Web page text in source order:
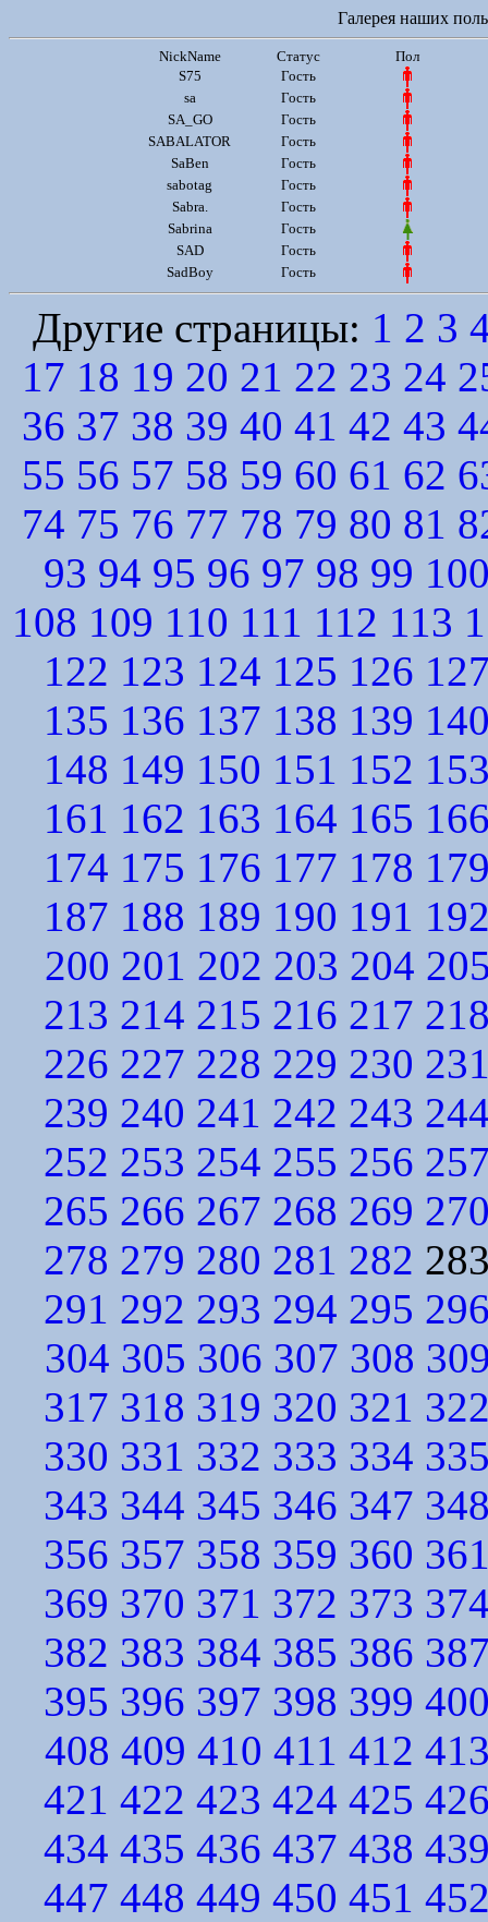
Галерея наших
NickName Статус
Пол
S75
Гость
sa
Гость
SA_GO
Гость
SABALATOR
Гость
SaBen
Гость
sabotag
Гость
Sabra.
Гость
Sabrina
Гость
SAD
Гость
SadBoy
Гость
Другие страницы: 1 2 3
17 18 19 20 21 22 23 24
36 37 38 39 40 41 42 43
55 56 57 58 59 60 61 62
74 75 76 77 78 79 80 81
93 94 95 96 97 98 99
108 109 110 111 112 113
122 123 124 125 126
135 136 137 138 139
148 149 150 151 152
161 162 163 164 165
174 175 176 177 178
187 188 189 190 191
200 201 202 203 204
213 214 215 216 217
226 227 228 229 230
239 240 241 242 243
252 253 254 255 256
265 266 267 268 269
278 279 280 281 282
291 292 293 294 295
304 305 306 307 308
317 318 319 320 321
330 331 332 333 334
343 344 345 346 347
356 357 358 359 360
369 370 371 372 373
382 383 384 385 386
395 396 397 398 399
408 409 410 411 412
421 422 423 424 425
434 435 436 437 438
447 448 449 450 451